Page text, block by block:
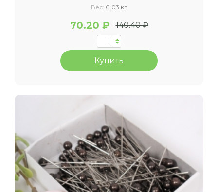
Вес: 0.03 кг
70.20 ₽ 140.40 ₽
Купить